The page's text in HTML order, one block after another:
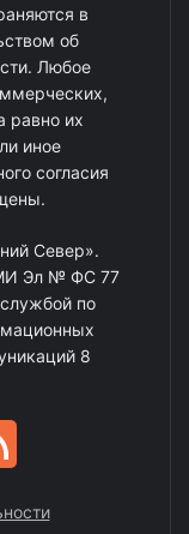
в
об
Любое
равно их
иное
согласия
Север».
Эл № ФС 77
по
8